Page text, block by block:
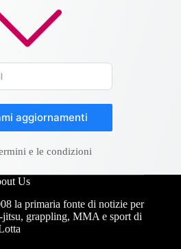
aggiornamenti
e le condizioni
Us
la primaria fonte di notizie per
grappling, MMA e sport di